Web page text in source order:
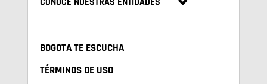
BOGOTA TE ESCUCHA
TÉRMINOS DE USO